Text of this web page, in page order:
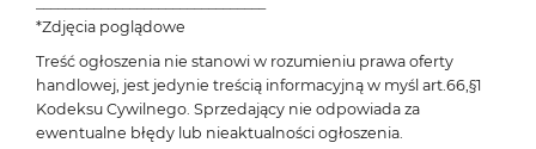
*Zdjęcia poglądowe
Treść ogłoszenia nie stanowi w rozumieniu prawa oferty
handlowej, jest jedynie treścią informacyjną w myśl art.66,§1
Kodeksu Cywilnego. Sprzedający nie odpowiada za
ewentualne błędy lub nieaktualności ogłoszenia.